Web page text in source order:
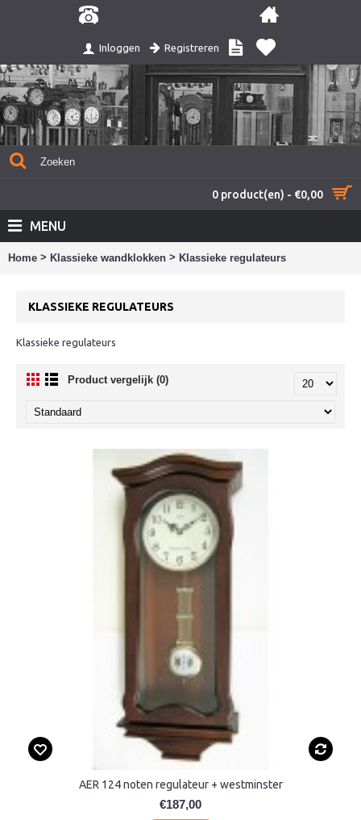
Inloggen Registreren
0 product(en) - €0,00
MENU
Home > Klassieke wandklokken > Klassieke regulateurs
KLASSIEKE REGULATEURS
Klassieke regulateurs
Product vergelijk (0)
AER 124 noten regulateur + westminster
€187,00